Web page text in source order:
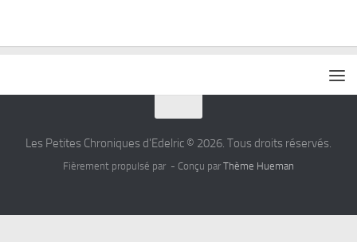
Les Petites Chroniques d'Edelric © 2026. Tous droits réservés.
Fièrement propulsé par - Conçu par Thème Hueman